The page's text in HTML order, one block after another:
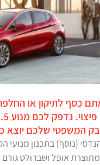
המשפטי שלכם יוצא
אופל ושברולט